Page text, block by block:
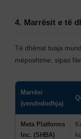
4. Marrësit e të
Të dhënat tuaja
mëposhtme, sipas
Marrësi
(vendndodhja)
Meta Platforms
Inc. (SHBA)